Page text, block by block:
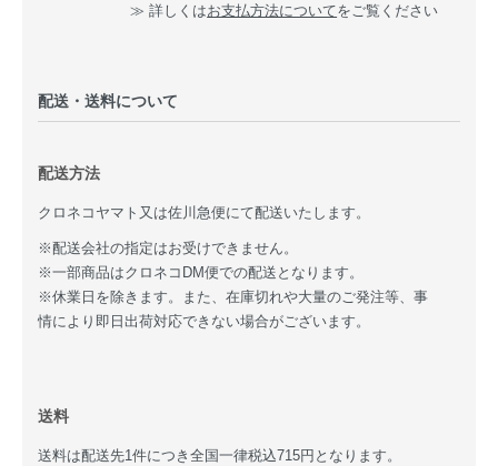
≫ 詳しくはお支払方法についてをご覧ください
配送・送料について
配送方法
クロネコヤマト又は佐川急便にて配送いたします。
※配送会社の指定はお受けできません。
※一部商品はクロネコDM便での配送となります。
※休業日を除きます。また、在庫切れや大量のご発注等、事
情により即日出荷対応できない場合がございます。
送料
送料は配送先1件につき全国一律税込715円となります。